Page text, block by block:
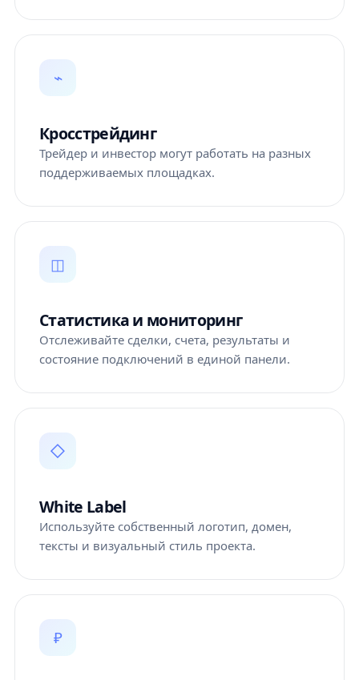
⌁
Кросстрейдинг
Трейдер и инвестор могут работать на разных
поддерживаемых площадках.
◫
Статистика и мониторинг
Отслеживайте сделки, счета, результаты и
состояние подключений в единой панели.
◇
White Label
Используйте собственный логотип, домен,
тексты и визуальный стиль проекта.
₽